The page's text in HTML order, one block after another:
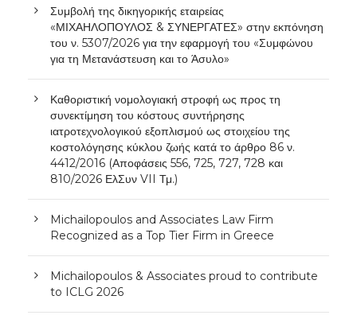
Συμβολή της δικηγορικής εταιρείας
«ΜΙΧΑΗΛΟΠΟΥΛΟΣ & ΣΥΝΕΡΓΑΤΕΣ» στην εκπόνηση
του ν. 5307/2026 για την εφαρμογή του «Συμφώνου
για τη Μετανάστευση και το Άσυλο»
Καθοριστική νομολογιακή στροφή ως προς τη
συνεκτίμηση του κόστους συντήρησης
ιατροτεχνολογικού εξοπλισμού ως στοιχείου της
κοστολόγησης κύκλου ζωής κατά το άρθρο 86 ν.
4412/2016 (Αποφάσεις 556, 725, 727, 728 και
810/2026 ΕλΣυν VII Τμ.)
Michailopoulos and Associates Law Firm
Recognized as a Top Tier Firm in Greece
Michailopoulos & Associates proud to contribute
to ICLG 2026